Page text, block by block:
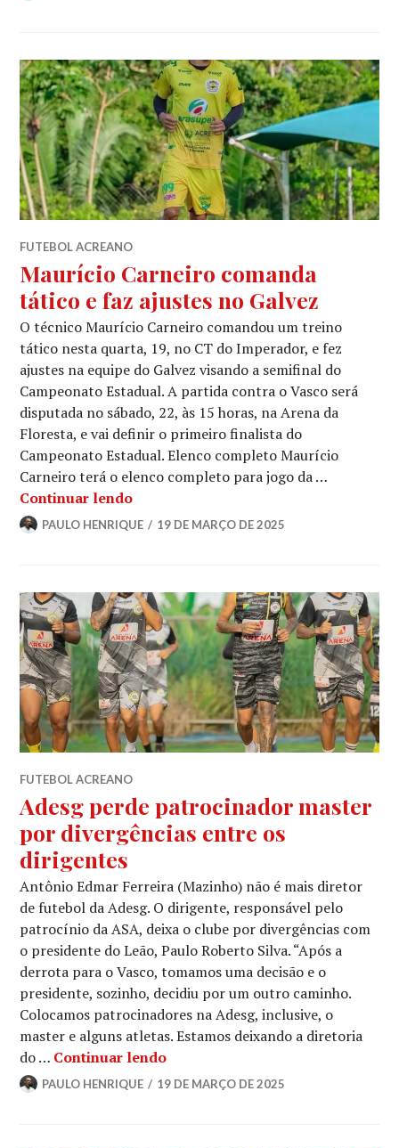
FUTEBOL ACREANO
Maurício Carneiro comanda
tático e faz ajustes no Galvez
O técnico Maurício Carneiro comandou um treino
tático nesta quarta, 19, no CT do Imperador, e fez
ajustes na equipe do Galvez visando a semifinal do
Campeonato Estadual. A partida contra o Vasco será
disputada no sábado, 22, às 15 horas, na Arena da
Floresta, e vai definir o primeiro finalista do
Campeonato Estadual. Elenco completo Maurício
Carneiro terá o elenco completo para jogo da …
Continuar lendo
PAULO HENRIQUE 19 DE MARÇO DE 2025
FUTEBOL ACREANO
Adesg perde patrocinador master
por divergências entre os
dirigentes
Antônio Edmar Ferreira (Mazinho) não é mais diretor
de futebol da Adesg. O dirigente, responsável pelo
patrocínio da ASA, deixa o clube por divergências com
o presidente do Leão, Paulo Roberto Silva. “Após a
derrota para o Vasco, tomamos uma decisão e o
presidente, sozinho, decidiu por um outro caminho.
Colocamos patrocinadores na Adesg, inclusive, o
master e alguns atletas. Estamos deixando a diretoria
do … Continuar lendo
PAULO HENRIQUE 19 DE MARÇO DE 2025